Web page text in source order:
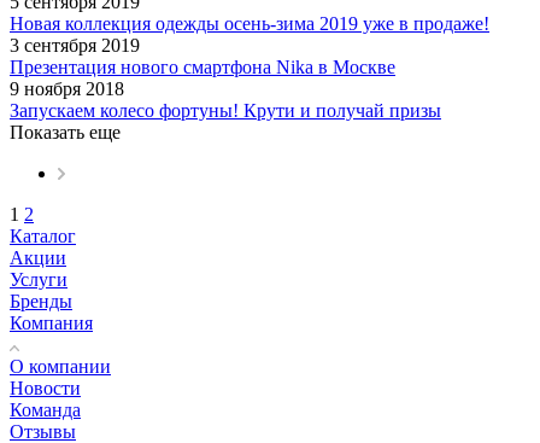
Новая коллекция одежды осень-зима 2019 уже в продаже!
3 сентября 2019
Презентация нового смартфона Nika в Москве
9 ноября 2018
Запускаем колесо фортуны! Крути и получай призы
Показать еще
1 2
Каталог
Акции
Услуги
Бренды
Компания
О компании
Новости
Команда
Отзывы